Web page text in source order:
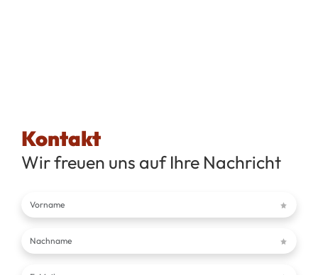
Kontakt
Wir freuen uns auf Ihre Nachricht